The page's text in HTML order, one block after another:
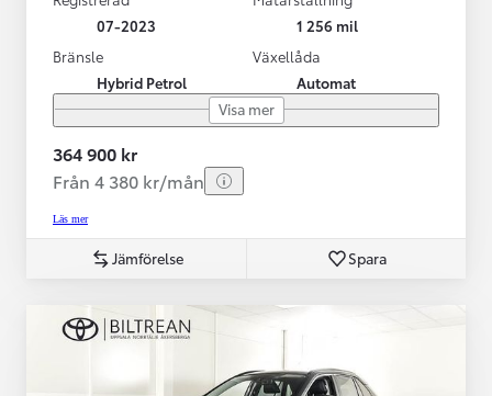
07-2023
1 256 mil
Bränsle
Hybrid Petrol
Växellåda
Automat
Visa mer
364 900 kr
Från 4 380 kr/mån
Läs mer
Jämförelse Spara